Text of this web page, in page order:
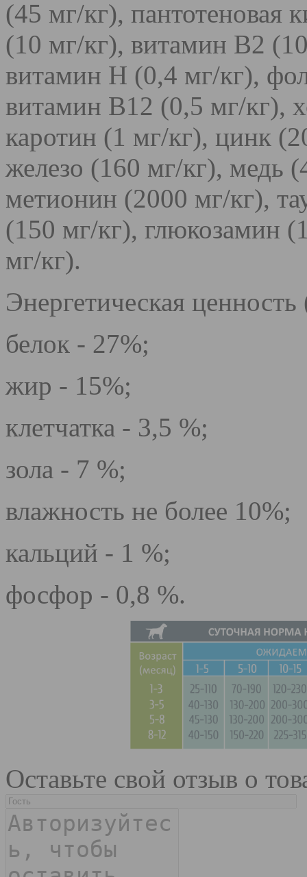
(45 мг/кг), пантотеновая
(10 мг/кг), витамин B2
витамин Н (0,4 мг/кг),
витамин B12 (0,5 мг/кг),
каротин (1 мг/кг), цинк
железо (160 мг/кг), медь
метионин (2000 мг/кг),
(150 мг/кг), глюкозамин
мг/кг).
Энергетическая
белок - 27%;
жир - 15%;
клетчатка - 3,5 %;
зола - 7 %;
влажность не более 10%;
кальций - 1 %;
фосфор - 0,8 %.
Оставьте свой отзыв о